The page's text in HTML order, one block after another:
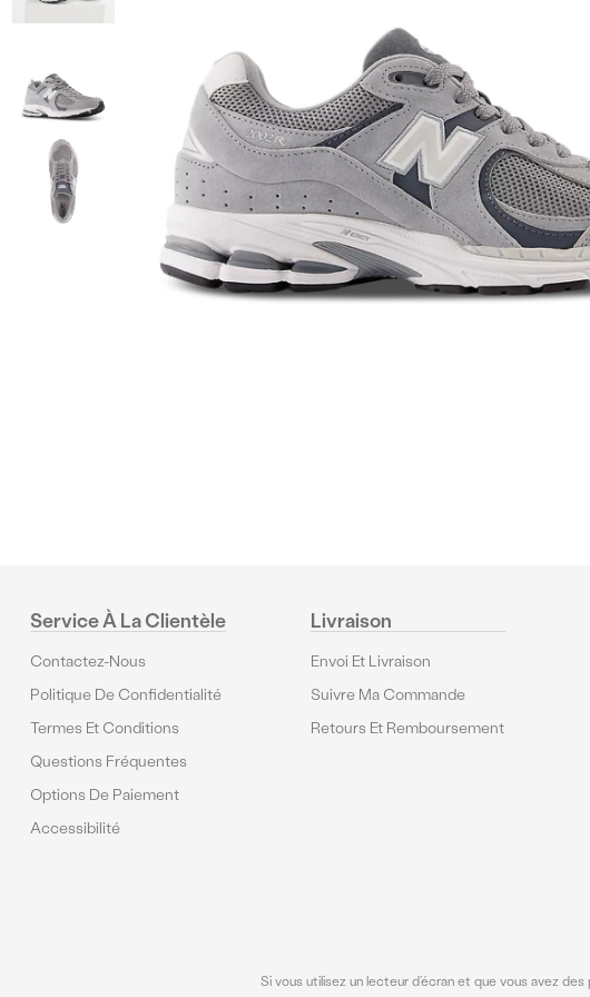
Service À La Clientèle
Contactez-Nous
Politique De Confidentialité
Termes Et Conditions
Questions Fréquentes
Options De Paiement
Accessibilité
Livraison
Envoi Et Livraison
Suivre Ma Commande
Retours Et Remboursement
Si vous utilisez un lecteur d’écran et que vous avez